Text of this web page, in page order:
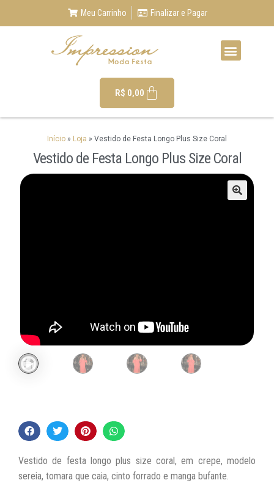
Meu Carrinho Finalizar e Pagar
R$ 0,00
Início » Loja » Vestido de Festa Longo Plus Size Coral
Vestido de Festa Longo Plus Size Coral
Vestido de festa longo plus size coral, em crepe, modelo
sereia, tomara que caia, cinto forrado e manga bufante.